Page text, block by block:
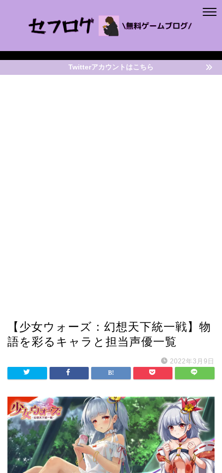
Twitterアカウントはこちら
【少女ウォーズ：幻想天下統一戦】物
語を彩るキャラと担当声優一覧
2022年3月9日